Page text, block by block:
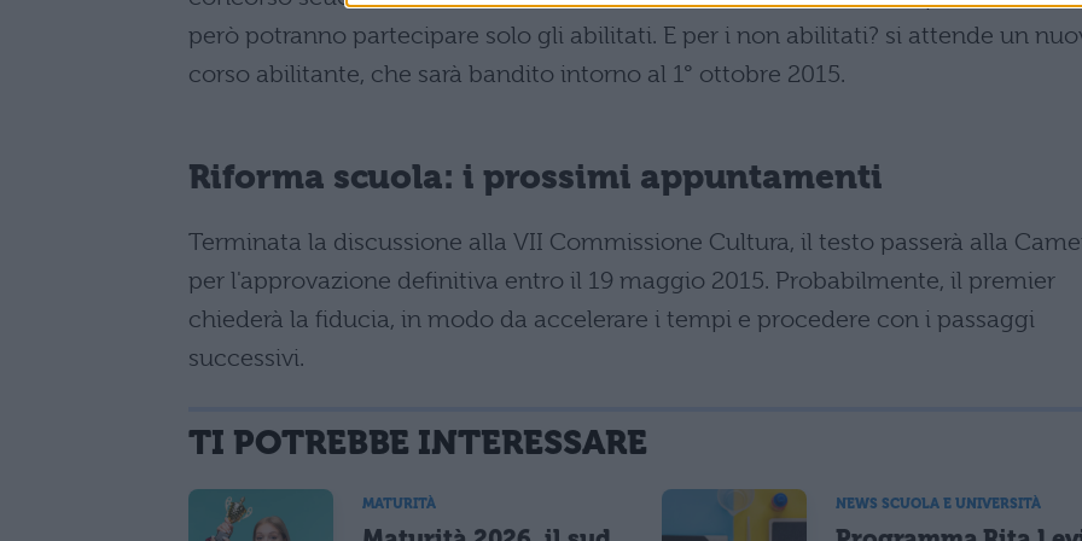
però potranno partecipare solo gli abilitati. E per i non abilitati? si attende un
corso abilitante, che sarà bandito intorno al 1° ottobre 2015.
Riforma scuola: i prossimi appuntamenti
Terminata la discussione alla VII Commissione Cultura, il testo passerà alla
per l'approvazione definitiva entro il 19 maggio 2015. Probabilmente, il premier
chiederà la fiducia, in modo da accelerare i tempi e procedere con i passaggi
successivi.
TI POTREBBE INTERESSARE
MATURITÀ NEWS SCUOLA E UNIVERSITÀ